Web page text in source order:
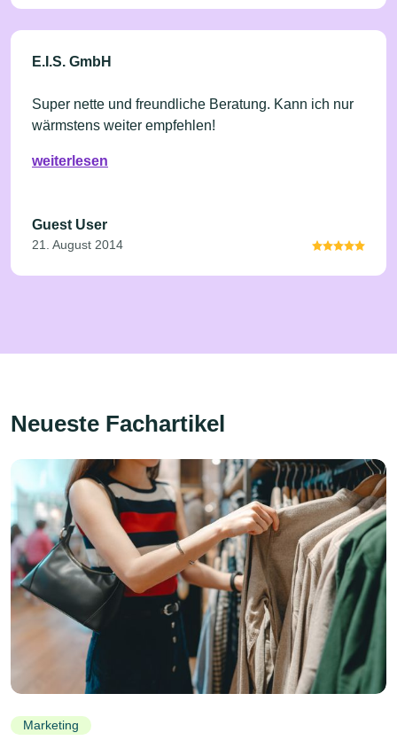
E.I.S. GmbH
Super nette und freundliche Beratung. Kann ich nur
wärmstens weiter empfehlen!
weiterlesen
Guest User
21. August 2014
Neueste Fachartikel
Marketing